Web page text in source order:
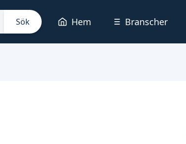
Sök Hem Branscher